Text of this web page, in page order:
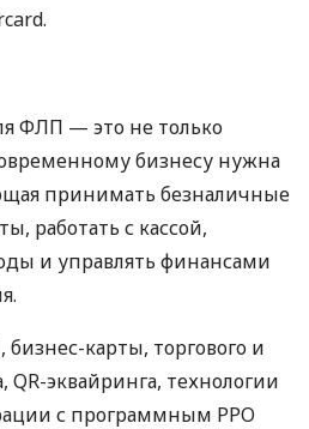
ФЛП — это не только
бизнесу нужна
принимать безналичные
работать с кассой,
и управлять финансами
карты, торгового и
эквайринга, технологии
с программным РРО